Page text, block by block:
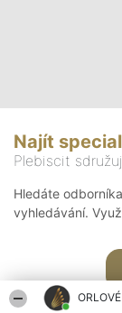
Najít
Plebiscit
Hledáte
vyhledávání.